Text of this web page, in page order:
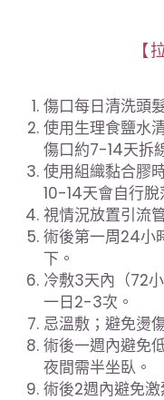
【
傷口每日清洗頭
使用生理食鹽水
傷口約7-14天拆
使用組織黏合膠
10-14天會自行脫
視情況放置引流
術後第一周24小
下。
冷敷3天內（72
一日2-3次。
忌溫敷；避免燙
術後一週內避免
夜間需半坐臥。
術後2週內避免